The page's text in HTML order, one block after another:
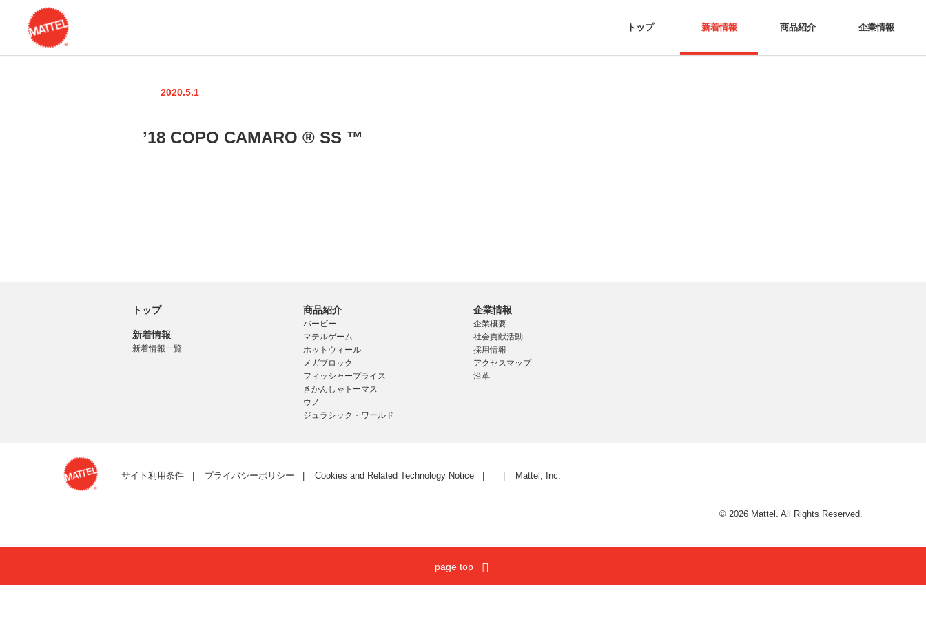
トップ 新着情報 商品紹介 企業情報
2020.5.1
’18 COPO CAMARO ® SS ™
トップ
新着情報
新着情報一覧
商品紹介
バービー
マテルゲーム
ホットウィール
メガブロック
フィッシャープライス
きかんしゃトーマス
ウノ
ジュラシック・ワールド
企業情報
企業概要
社会貢献活動
採用情報
アクセスマップ
沿革
サイト利用条件 プライバシーポリシー Cookies and Related Technology Notice Mattel, Inc.
© 2026 Mattel. All Rights Reserved.
page top